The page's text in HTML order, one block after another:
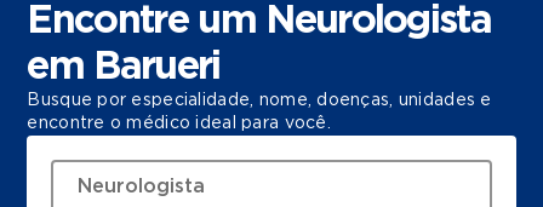
Encontre um Neurologista
em Barueri
Busque por especialidade, nome, doenças, unidades e
encontre o médico ideal para você.